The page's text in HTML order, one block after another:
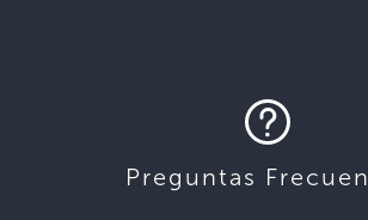
Preguntas